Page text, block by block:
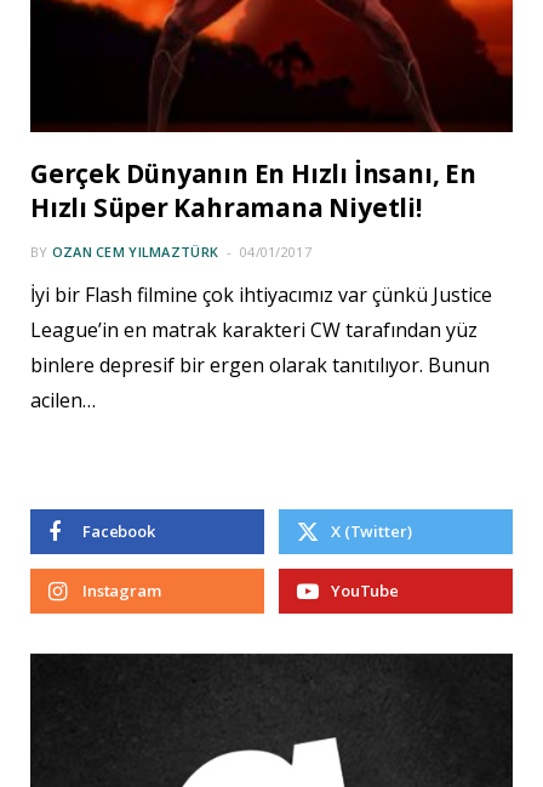
Gerçek Dünyanın En Hızlı İnsanı, En
Hızlı Süper Kahramana Niyetli!
BY OZAN CEM YILMAZTÜRK 04/01/2017
İyi bir Flash filmine çok ihtiyacımız var çünkü Justice
League’in en matrak karakteri CW tarafından yüz
binlere depresif bir ergen olarak tanıtılıyor. Bunun
acilen…
Facebook X (Twitter)
Instagram YouTube